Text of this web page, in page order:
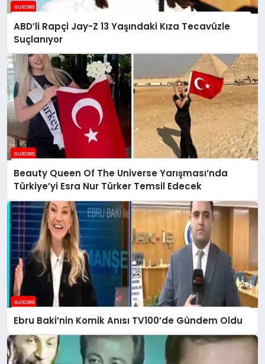
ABD’li Rapçi Jay-Z 13 Yaşındaki Kıza Tecavüzle
Suçlanıyor
Beauty Queen Of The Universe Yarışması’nda
Türkiye’yi Esra Nur Türker Temsil Edecek
Ebru Baki’nin Komik Anısı TV100’de Gündem Oldu